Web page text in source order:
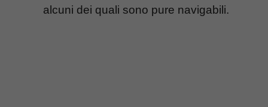
alcuni dei quali sono pure navigabili.